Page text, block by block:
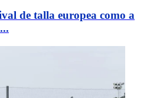
de talla europea como a